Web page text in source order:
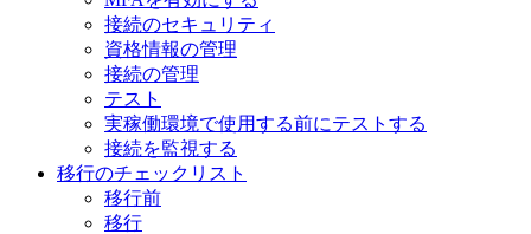
接続のセキュリティ
資格情報の管理
接続の管理
テスト
実稼働環境で使用する前にテストする
接続を監視する
移行のチェックリスト
移行前
移行